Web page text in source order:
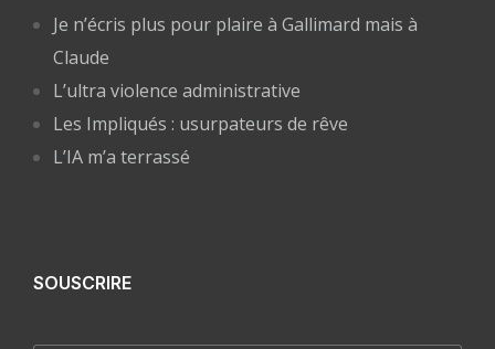
Je n’écris plus pour plaire à Gallimard mais à
Claude
L’ultra violence administrative
Les Impliqués : usurpateurs de rêve
L’IA m’a terrassé
SOUSCRIRE